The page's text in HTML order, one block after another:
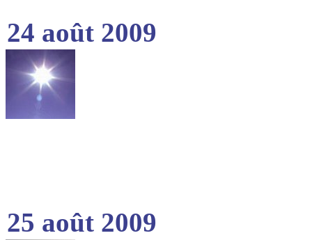
24 août 2009
25 août 2009